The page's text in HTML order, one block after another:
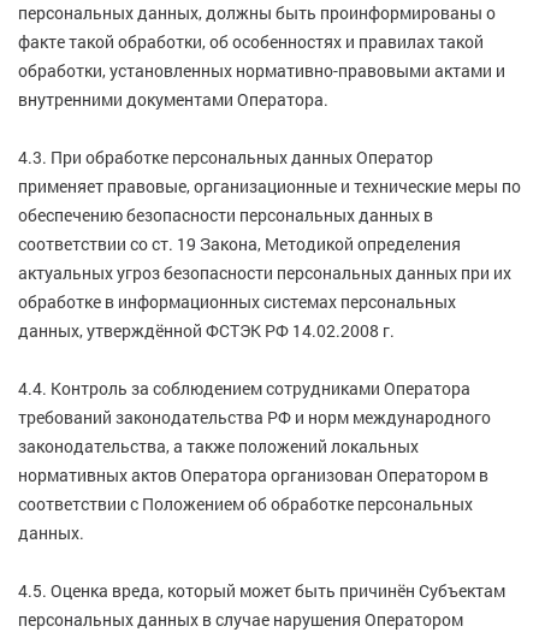
персональных данных, должны быть проинформированы о
факте такой обработки, об особенностях и правилах такой
обработки, установленных нормативно-правовыми актами и
внутренними документами Оператора.
4.3. При обработке персональных данных Оператор
применяет правовые, организационные и технические меры по
обеспечению безопасности персональных данных в
соответствии со ст. 19 Закона, Методикой определения
актуальных угроз безопасности персональных данных при их
обработке в информационных системах персональных
данных, утверждённой ФСТЭК РФ 14.02.2008 г.
4.4. Контроль за соблюдением сотрудниками Оператора
требований законодательства РФ и норм международного
законодательства, а также положений локальных
нормативных актов Оператора организован Оператором в
соответствии с Положением об обработке персональных
данных.
4.5. Оценка вреда, который может быть причинён Субъектам
персональных данных в случае нарушения Оператором